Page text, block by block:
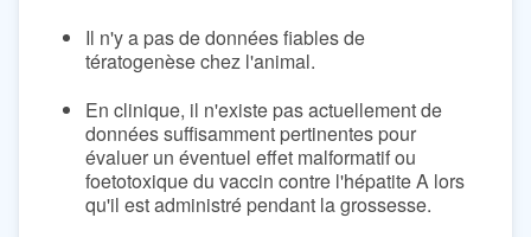
Il n'y a pas de données fiables de
tératogenèse chez l'animal.
En clinique, il n'existe pas actuellement de
données suffisamment pertinentes pour
évaluer un éventuel effet malformatif ou
foetotoxique du vaccin contre l'hépatite A lors
qu'il est administré pendant la grossesse.